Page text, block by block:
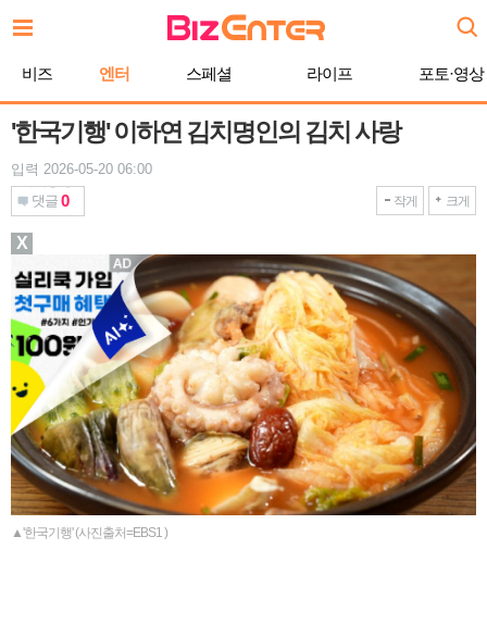
문
비즈 엔터 스페셜 라이프 포토·영상
'한국기행' 이하연 김치명인의 김치 사랑
입력 2026-05-20 06:00
댓글 0 작게 크게
▲'한국기행' (사진출처=EBS1 )
X